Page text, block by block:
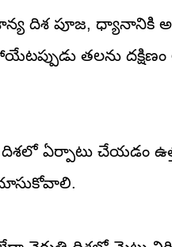
దిశ పూజ, ధ్యానానికి
తలను దక్షిణం
దిశలో ఏర్పాటు చేయడం